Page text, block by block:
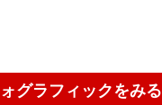
グラフィックをみる